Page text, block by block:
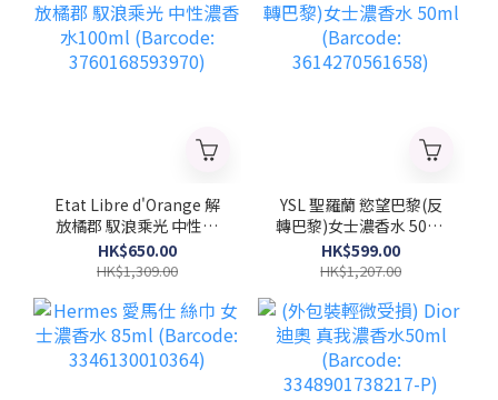
Etat Libre d'Orange 解
放橘郡 馭浪乘光 中性濃
香水100ml (Barcode:
3760168593970)
HK$650.00
HK$1,309.00
YSL 聖羅蘭 慾望巴黎(反
轉巴黎)女士濃香水 50ml
(Barcode:
3614270561658)
HK$599.00
HK$1,207.00